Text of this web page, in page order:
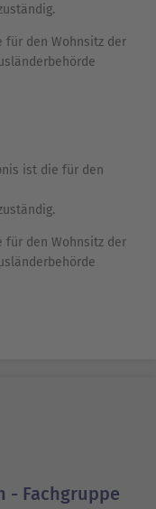
für den Wohnsitz der
ist die für den
für den Wohnsitz der
- Fachgruppe